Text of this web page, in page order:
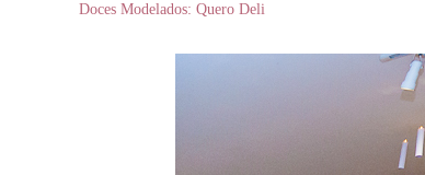
Doces Modelados: Quero Deli